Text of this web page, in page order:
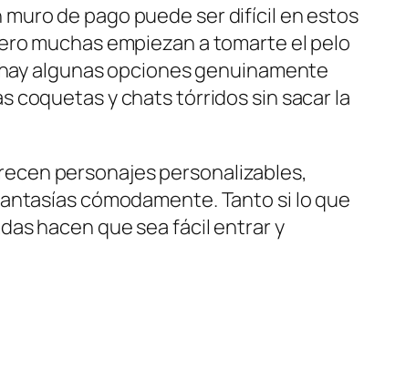
de pago puede ser difícil en estos
muchas empiezan a tomarte el pelo
algunas opciones genuinamente
coquetas y chats tórridos sin sacar la
personajes personalizables,
cómodamente. Tanto si lo que
hacen que sea fácil entrar y